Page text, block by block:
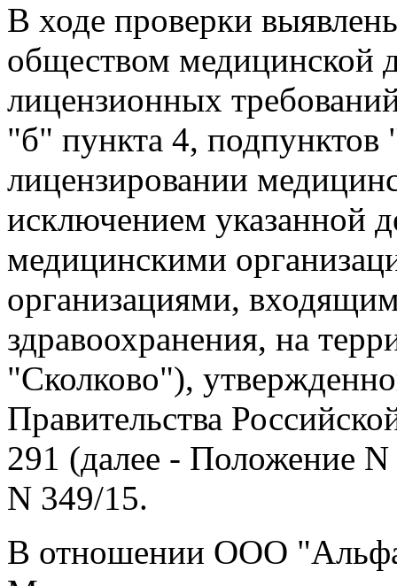
В ходе проверки
обществом медицинской
лицензионных
"б" пункта 4,
лицензировании
исключением указанной
медицинскими
организациями,
здравоохранения, на
"Сколково"),
Правительства
291 (далее - Положение N
N 349/15.
В отношении ООО